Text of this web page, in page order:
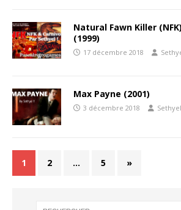
Natural Fawn Killer
(1999)
17 décembre 2018
Max Payne (2001)
3 décembre 2018 Sethyel
1 2 … 5 »